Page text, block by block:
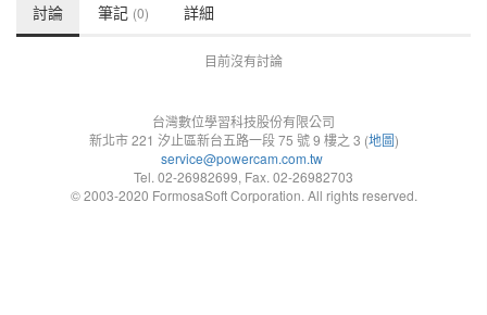
討論 筆記 (0) 詳細
目前沒有討論
台灣數位學習科技股份有限公司
新北市 221 汐止區新台五路一段 75 號 9 樓之 3 (地圖)
service@powercam.com.tw
Tel. 02-26982699, Fax. 02-26982703
© 2003-2020 FormosaSoft Corporation. All rights reserved.